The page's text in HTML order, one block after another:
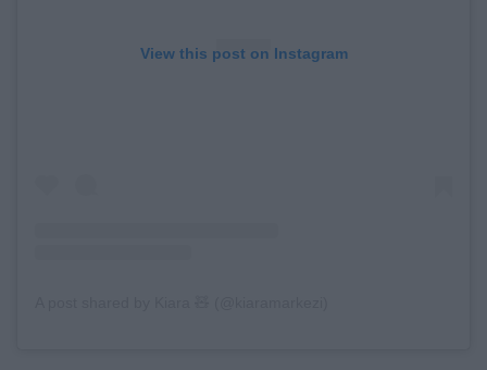
View this post on Instagram